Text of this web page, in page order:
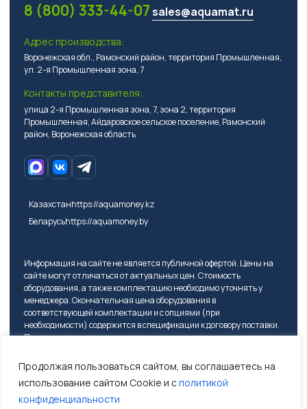
Продолжая пользоваться сайтом, вы соглашаетесь на
использование сайтом Cookie и сполитикой
конфиденциальности
8 (800) 333-44-07sales@aquamat.ru
Адрес производства:
Воронежская обл., Рамонский район, территория Промышленная,
ул. 2-я Промышленная зона, 7
Контакты представителя:
улица 2-я Промышленная зона, 7, зона 2, территория
Промышленная, Айдаровское сельское поселение, Рамонский
район, Воронежская область
Казахстанhttps://aquamoney.kz
Беларусьhttps://aquamoney.by
Информация на сайте не является публичной офертой. Цены на
сайте могут отличаться от актуальных цен. Стоимость
оборудования, а также комплектацию необходимо уточнять у
менеджера. Окончательная цена оборудования в
соответствующей комплектации и с опциями (при
необходимости) содержится в спецификации к договору поставки.
Перед подписанием договора поставки покупателю надлежит
состав комплектации оборудования.